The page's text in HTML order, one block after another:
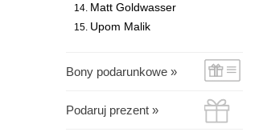
Matt Goldwasser
Upom Malik
Bony podarunkowe »
Podaruj prezent »